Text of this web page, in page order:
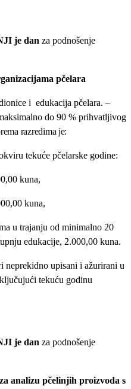
je dan za podnošenje
pčelara
i edukacija pčelara. –
do 90 % prihvatljivog
razredima je:
tekuće pčelarske godine:
kuna,
kuna,
u trajanju od minimalno 20
edukacije, 2.000,00 kuna.
neprekidno upisani i ažurirani u
tekuću godinu
je dan za podnošenje
analizu pčelinjih proizvoda s